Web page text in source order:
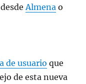
desdeAlmena o
de usuario que
de esta nueva